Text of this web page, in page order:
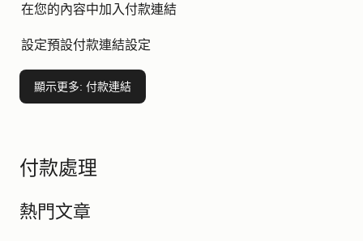
在您的內容中加入付款連結
設定預設付款連結設定
顯示更多: 付款連結
付款處理
熱門文章